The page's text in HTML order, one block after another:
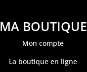
MA BOUTIQUE
Mon compte
La boutique en ligne